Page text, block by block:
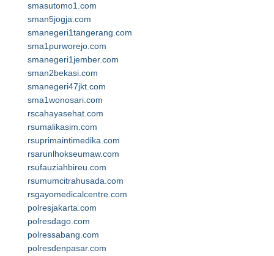
smasutomo1.com
sman5jogja.com
smanegeri1tangerang.com
sma1purworejo.com
smanegeri1jember.com
sman2bekasi.com
smanegeri47jkt.com
sma1wonosari.com
rscahayasehat.com
rsumalikasim.com
rsuprimaintimedika.com
rsarunlhokseumaw.com
rsufauziahbireu.com
rsumumcitrahusada.com
rsgayomedicalcentre.com
polresjakarta.com
polresdago.com
polressabang.com
polresdenpasar.com